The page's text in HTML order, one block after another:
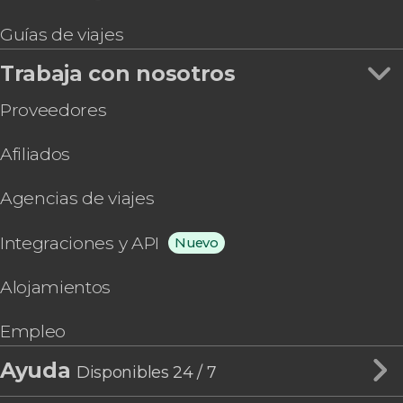
Guías de viajes
Trabaja con nosotros
Proveedores
Afiliados
Agencias de viajes
Integraciones y API Nuevo
Alojamientos
Empleo
Ayuda Disponibles 24 / 7